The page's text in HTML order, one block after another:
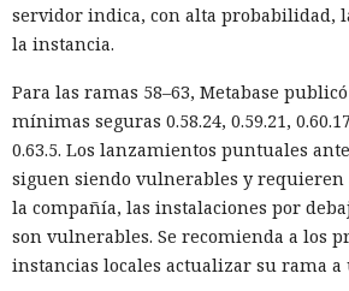
servidor indica, con alta probabilidad,
la instancia.
Para las ramas 58–63, Metabase
mínimas seguras 0.58.24, 0.59.21,
0.63.5. Los lanzamientos puntuales
siguen siendo vulnerables y requieren
la compañía, las instalaciones por
son vulnerables. Se recomienda a los
instancias locales actualizar su rama a